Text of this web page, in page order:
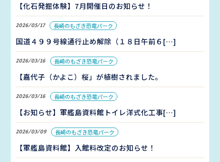
【化石発掘体験】7月開催日のお知らせ！
2026/05/17 長崎のもざき恐竜パーク
国道４９９号線通行止め解除（１８日午前６[…]
2026/03/16 長崎のもざき恐竜パーク
【嘉代子（かよこ）桜」が植樹されました。
2026/03/16 長崎のもざき恐竜パーク
【お知らせ】軍艦島資料館トイレ洋式化工事[…]
2026/03/09 長崎のもざき恐竜パーク
【軍艦島資料館】入館料改定のお知らせ！